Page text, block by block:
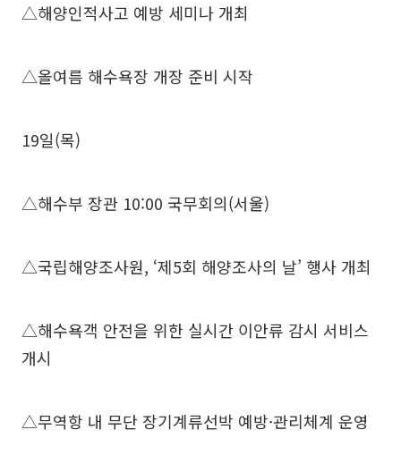
△해양인적사고 예방 세미나 개최
△올여름 해수욕장 개장 준비 시작
19일(목)
△해수부 장관 10:00 국무회의(서울)
△국립해양조사원, ‘제5회 해양조사의 날’ 행사 개최
△해수욕객 안전을 위한 실시간 이안류 감시 서비스
개시
△무역항 내 무단 장기계류선박 예방·관리체계 운영